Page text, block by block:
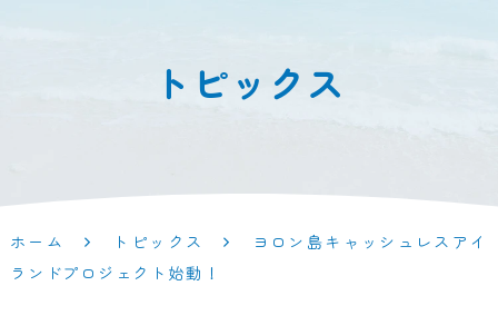
端の与論
光サイト
トピックス
ホーム トピックス
ヨロン島キャッシュレスアイ
ランドプロジェクト始動！